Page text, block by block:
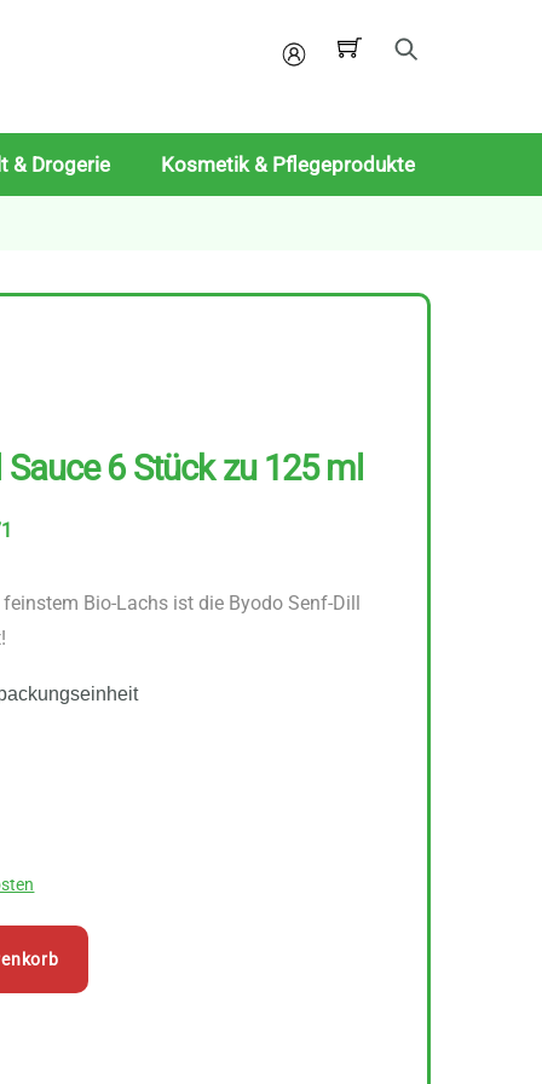
Mein
& Drogerie Kosmetik & Pflegeprodukte
6 Stück zu 125 ml
Bio-Lachs ist die Byodo Senf-Dill